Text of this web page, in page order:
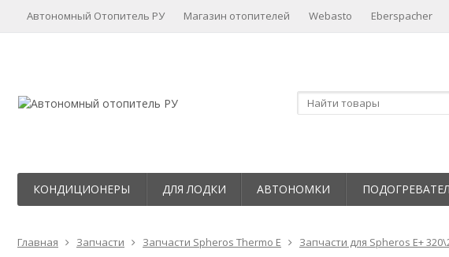
Автономный Отопитель РУ Магазин отопителей Webasto Eberspacher
КОНДИЦИОНЕРЫ ДЛЯ ЛОДКИ АВТОНОМКИ
Главная Запчасти Запчасти Spheros Thermo E Запчасти для Spheros E+